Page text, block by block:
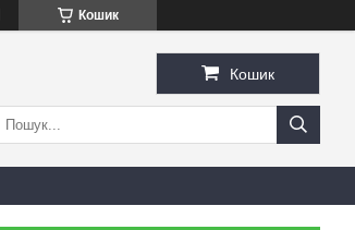
Кошик
Кошик